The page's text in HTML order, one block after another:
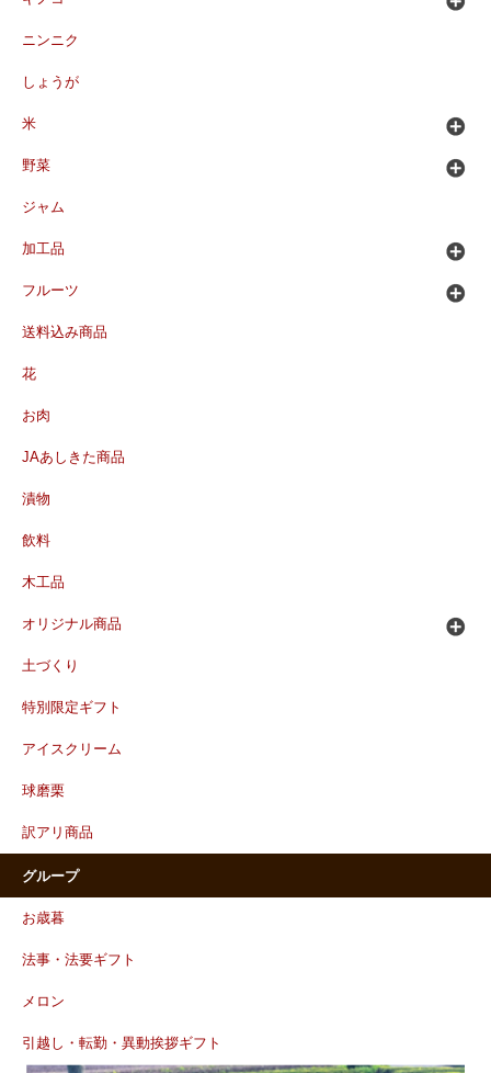
ニンニク
しょうが
米
野菜
ジャム
加工品
フルーツ
送料込み商品
花
お肉
JAあしきた商品
漬物
飲料
木工品
オリジナル商品
土づくり
特別限定ギフト
アイスクリーム
球磨栗
訳アリ商品
グループ
お歳暮
法事・法要ギフト
メロン
引越し・転勤・異動挨拶ギフト